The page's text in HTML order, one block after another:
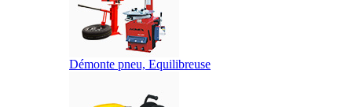
Démonte pneu, Equilibreuse